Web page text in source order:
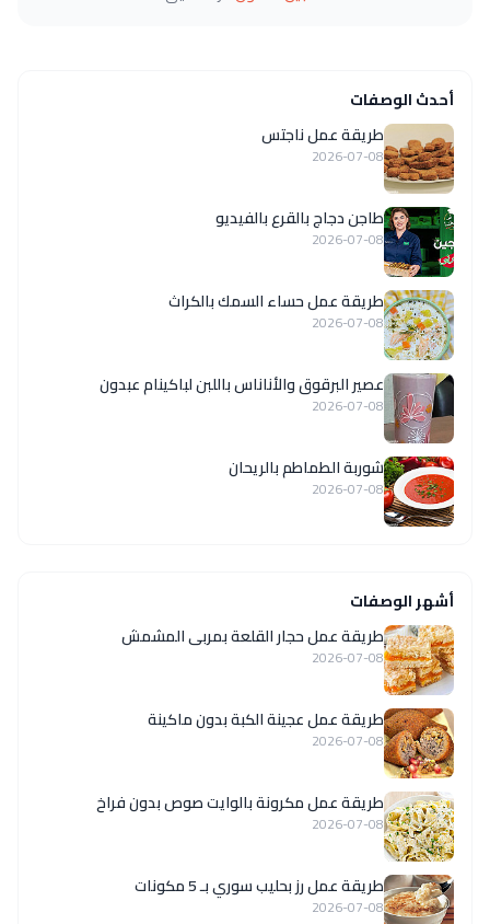
أحدث الوصفات
طريقة عمل ناجتس
2026-07-08
طاجن دجاج بالقرع بالفيديو
2026-07-08
طريقة عمل حساء السمك بالكراث
2026-07-08
عصير البرقوق والأناناس باللبن لباكينام عبدون
2026-07-08
شوربة الطماطم بالريحان
2026-07-08
أشهر الوصفات
طريقة عمل حجار القلعة بمربى المشمش
2026-07-08
طريقة عمل عجينة الكبة بدون ماكينة
2026-07-08
طريقة عمل مكرونة بالوايت صوص بدون فراخ
2026-07-08
طريقة عمل رز بحليب سوري بـ 5 مكونات
2026-07-08